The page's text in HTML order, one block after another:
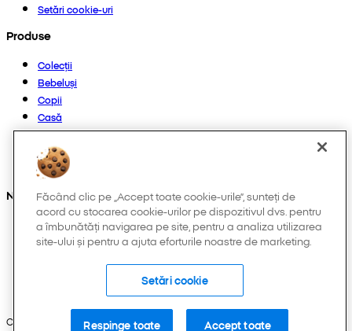
Setări cookie-uri
Produse
Colecții
Bebeluși
Copii
Casă
Femei
Bărbați
Altele
Ne găsești și pe:
Copyright © 2026 Pepco. Toate drepturile rezervate.
Făcând clic pe „Accept toate cookie-urile”, sunteți de
acord cu stocarea cookie-urilor pe dispozitivul dvs. pentru
a îmbunătăți navigarea pe site, pentru a analiza utilizarea
site-ului și pentru a ajuta eforturile noastre de marketing.
Setări cookie
Respinge toate Accept toate